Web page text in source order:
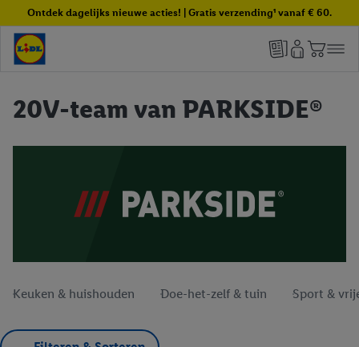
Ontdek dagelijks nieuwe acties! | Gratis verzending¹ vanaf € 60.
20V-team van PARKSIDE®
Keuken & huishouden Doe-het-zelf & tuin Sport &